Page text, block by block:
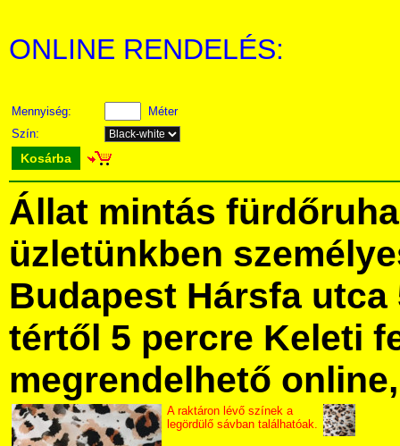
ONLINE RENDELÉS:
Mennyiség:
Méter
Szín:
Kosárba
Állat mintás
üzletünkben
Budapest Hársfa utca
tértől 5 percre Keleti
megrendelhető
A raktáron lévő színek a
legördülő sávban találhatóak.